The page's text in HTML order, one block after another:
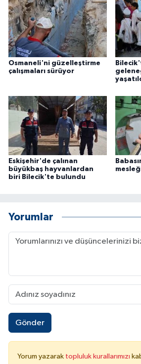
Osmaneli'ni güzelleştirme
çalışmaları sürüyor
Eskişehir'de çalınan
büyükbaş hayvanlardan
biri Bilecik'te bulundu
Yorumlar
Gönder
Yorum yazarak topluluk kurallarımızı